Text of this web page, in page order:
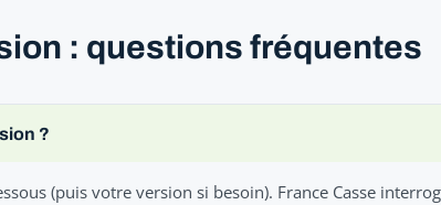
: questions fréquentes
?
(puis votre version si besoin). France Casse